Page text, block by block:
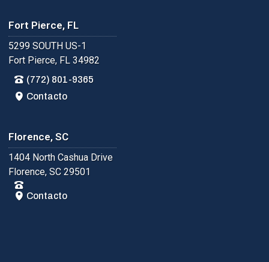
Fort Pierce, FL
5299 SOUTH US-1
Fort Pierce, FL 34982
(772) 801-9365
Contacto
Florence, SC
1404 North Cashua Drive
Florence, SC 29501
Contacto